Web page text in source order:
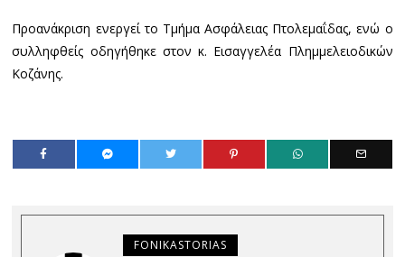
Προανάκριση ενεργεί το Τμήμα Ασφάλειας Πτολεμαΐδας, ενώ ο
συλληφθείς οδηγήθηκε στον κ. Εισαγγελέα Πλημμελειοδικών
Κοζάνης.
FONIKASTORIAS